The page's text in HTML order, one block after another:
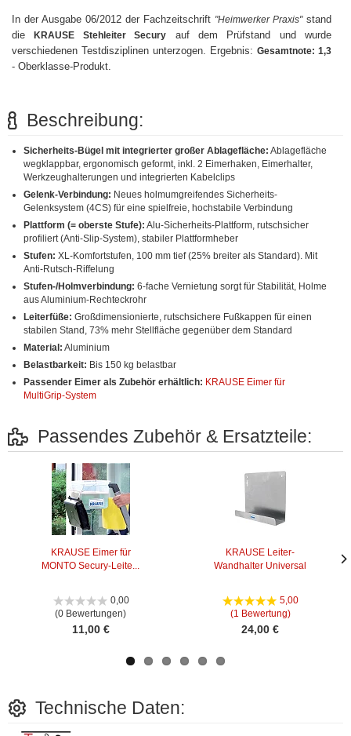
In der Ausgabe 06/2012 der Fachzeitschrift "Heimwerker Praxis"stand
dieKRAUSE Stehleiter Secury auf dem Prüfstand und wurde
verschiedenen Testdisziplinen unterzogen. Ergebnis: Gesamtnote: 1,3
- Oberklasse-Produkt.
Beschreibung:
Sicherheits-Bügel mit integrierter großer Ablagefläche: Ablagefläche
wegklappbar, ergonomisch geformt, inkl. 2 Eimerhaken, Eimerhalter,
Werkzeughalterungen und integrierten Kabelclips
Gelenk-Verbindung: Neues holmumgreifendes Sicherheits-
Gelenksystem (4CS) für eine spielfreie, hochstabile Verbindung
Plattform (= oberste Stufe): Alu-Sicherheits-Plattform, rutschsicher
profiliert (Anti-Slip-System), stabiler Plattformheber
Stufen: XL-Komfortstufen, 100 mm tief (25% breiter als Standard). Mit
Anti-Rutsch-Riffelung
Stufen-/Holmverbindung: 6-fache Vernietung sorgt für Stabilität, Holme
aus Aluminium-Rechteckrohr
Leiterfüße: Großdimensionierte, rutschsichere Fußkappen für einen
stabilen Stand, 73% mehr Stellfläche gegenüber dem Standard
Material: Aluminium
Belastbarkeit: Bis 150 kg belastbar
Passender Eimer als Zubehör erhältlich: KRAUSE Eimer für
MultiGrip-System
Passendes Zubehör & Ersatzteile:
KRAUSE Eimer für
MONTO Secury-Leite...
0,00
(0 Bewertungen)
11,00 €
KRAUSE Leiter-
Wandhalter Universal
5,00
(1 Bewertung)
24,00 €
Technische Daten: